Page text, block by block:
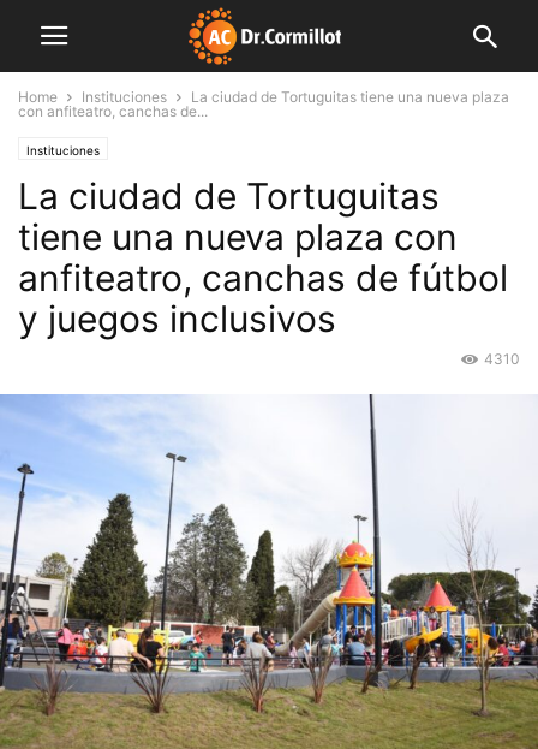
Home Instituciones
La ciudad de Tortuguitas tiene una nueva plaza
con anfiteatro, canchas de...
Instituciones
La ciudad de Tortuguitas
tiene una nueva plaza con
anfiteatro, canchas de fútbol
y juegos inclusivos
4310